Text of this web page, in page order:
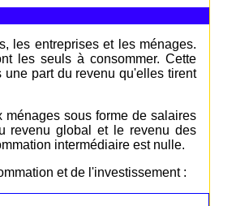
les entreprises et les ménages.
les seuls à consommer. Cette
part du revenu qu'elles tirent
sous forme de salaires
revenu global et le revenu des
intermédiaire est nulle.
et de l'investissement :